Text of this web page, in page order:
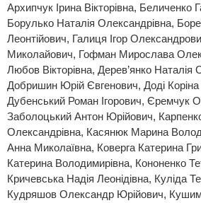
Архипчук Ірина Вікторівна, Беличенко
Борулько Наталія Олександрівна,
Леонтійович, Галиця Ігор
Миколайович, Гофман Мирослава
Любов Вікторівна, Дерев’янко Наталія
Добришин Юрій Євгенович, Доді Коріна
Дубенський Роман Ігорович, Єремчук
Заболоцький Антон Юрійович,
Олександрівна, Касянюк Марина
Анна Миколаївна, Коверга Катерина
Катерина Володимирівна, Кононенко
Кричевська Надія Леонідівна, Куліда
Кудряшов Олександр Юрійович,